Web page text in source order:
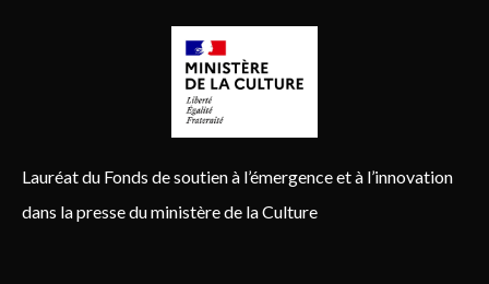
Lauréat du Fonds de soutien à l’émergence et à l’innovation
dans la presse du ministère de la Culture